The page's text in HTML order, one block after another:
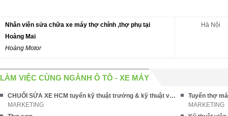
Nhân viên sửa chữa xe máy thợ chính ,thợ phụ tại
Hoàng Mai
Hoàng Motor
Hà Nội
LÀM VIỆC CÙNG NGÀNH Ô TÔ - XE MÁY
CHUỖI SỬA XE HCM tuyển kỹ thuật trưởng & kỹ thuật viên ĐI LÀM NGAY
MARKETING
Tuyển thợ
MARKETING